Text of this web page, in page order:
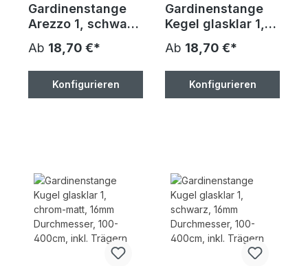
Gardinenstange
Arezzo 1, schwarz,
Durchmesser,
100-400cm, inkl.
Trägern
Ab 18,70 €*
Konfigurieren
Gardinenstange
Kegel glasklar 1,
Durchmesser,
100-400cm, inkl.
Trägern
Ab 18,70 €*
Konfigurieren